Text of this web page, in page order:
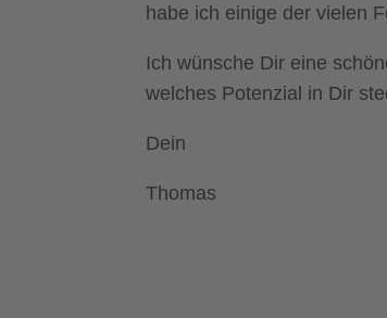
habe ich einige der vielen
Ich wünsche Dir eine
welches Potenzial in Dir
Dein
Thomas